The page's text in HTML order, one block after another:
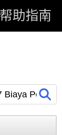
帮助指南